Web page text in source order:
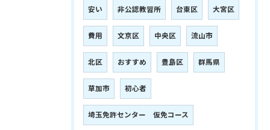
安い 非公認教習所 台東区 大宮区
費用 文京区 中央区 流山市
北区 おすすめ 豊島区 群馬県
草加市 初心者
埼玉免許センター 仮免コース